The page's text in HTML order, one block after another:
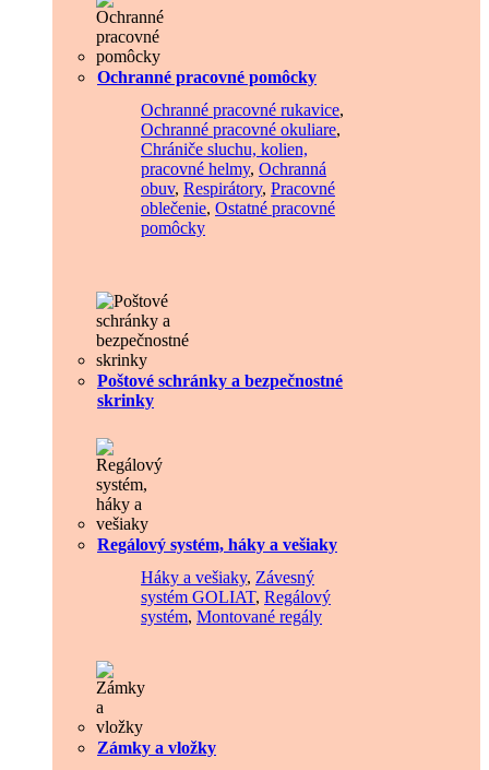
Ochranné pracovné pomôcky
Ochranné pracovné rukavice,
Ochranné pracovné okuliare,
Chrániče sluchu, kolien,
pracovné helmy, Ochranná
obuv, Respirátory, Pracovné
oblečenie, Ostatné pracovné
pomôcky
Poštové schránky a bezpečnostné
skrinky
Regálový systém, háky a vešiaky
Háky a vešiaky, Závesný
systém GOLIAT, Regálový
systém, Montované regály
Zámky a vložky